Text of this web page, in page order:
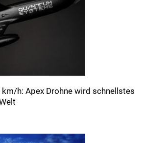
h: Apex Drohne wird schnellstes